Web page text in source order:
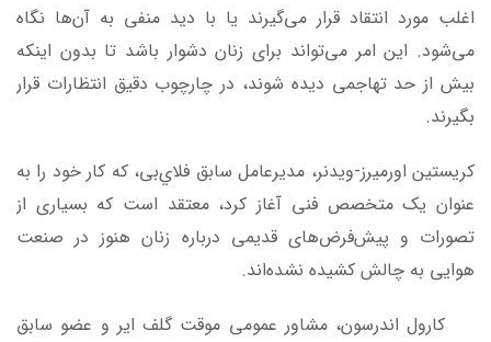
اغلب مورد انتقاد قرار می‌گیرند یا با دید منفی به آن‌ها نگاه
می‌شود. این امر می‌تواند برای زنان دشوار باشد تا بدون اینکه
بیش از حد تهاجمی دیده شوند، در چارچوب دقیق انتظارات قرار
بگیرند.
کریستین اورمیرز-ویدنر، مدیرعامل سابق فلاي‌بی، که کار خود را به
عنوان یک متخصص فنی آغاز کرد، معتقد است که بسیاری از
تصورات و پیش‌فرض‌های قدیمی درباره زنان هنوز در صنعت
هوایی به چالش کشیده نشده‌اند.
کارول اندرسون، مشاور عمومی موقت گلف ایر و عضو سابق